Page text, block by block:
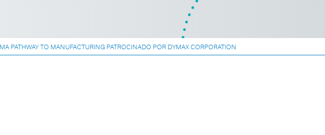
PATHWAY TO MANUFACTURING PATROCINADO POR DYMAX CORPORATION